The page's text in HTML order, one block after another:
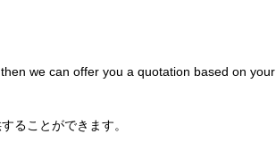
we can offer you a quotation based on your
ることができます。